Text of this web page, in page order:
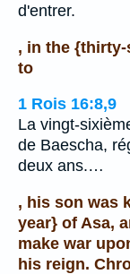
d'entrer.
, in the
to
1 Rois 16:8,9
La vingt-
de Baescha,
deux ans.…
, his son was
year} of Asa,
make war
his reign.